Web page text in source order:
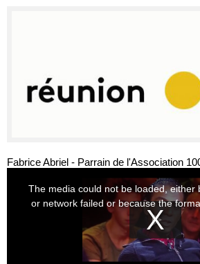
Fabrice Abriel - Parrain de l'Association